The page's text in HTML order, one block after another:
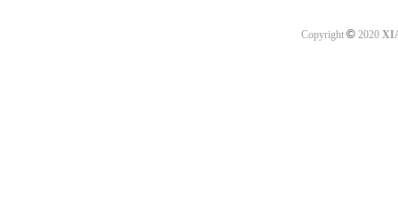
Copyright ©2020